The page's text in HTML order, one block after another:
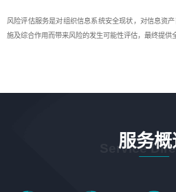
风险评估服务是对组织信息系统安全现状，对信息资
施及综合作用而带来风险的发生可能性评估，最终提供
服务概
Service